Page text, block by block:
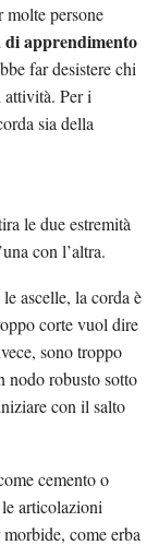
persone
apprendimento
far desistere chi
Per i
sia della
le due estremità
con l’altra.
ascelle, la corda è
corte vuol dire
sono troppo
nodo robusto sotto
con il salto
cemento o
articolazioni
come erba